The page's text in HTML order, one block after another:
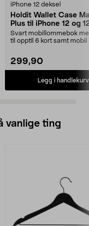
iPhone 12 deksel
Holdit Wallet Case
Plus til iPhone 12 og
Svart mobillommebok
til opptil 6 kort samt
299,90
Legg i handlekurv
vanlige ting